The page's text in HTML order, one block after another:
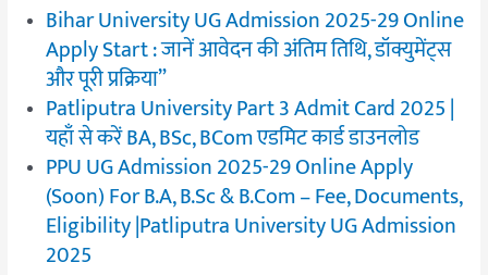
Bihar University UG Admission 2025-29 Online
Apply Start : जानें आवेदन की अंतिम तिथि, डॉक्युमेंट्स
और पूरी प्रक्रिया”
Patliputra University Part 3 Admit Card 2025 |
यहाँ से करें BA, BSc, BCom एडमिट कार्ड डाउनलोड
PPU UG Admission 2025-29 Online Apply
(Soon) For B.A, B.Sc & B.Com – Fee, Documents,
Eligibility |Patliputra University UG Admission
2025